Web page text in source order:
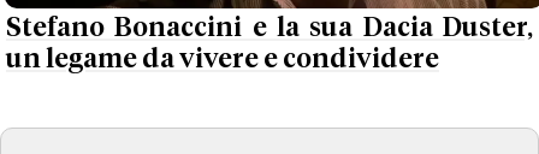
Stefano Bonaccini e la sua Dacia Duster,
un legame da vivere e condividere